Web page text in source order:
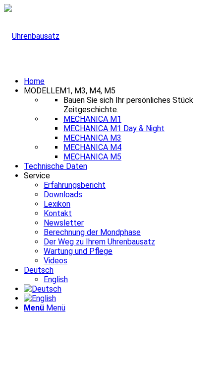
Home
MODELLEM1, M3, M4, M5
Bauen Sie sich Ihr persönliches Stück
Zeitgeschichte.
MECHANICA M1
MECHANICA M1 Day & Night
MECHANICA M3
MECHANICA M4
MECHANICA M5
Technische Daten
Service
Erfahrungsbericht
Downloads
Lexikon
Kontakt
Newsletter
Berechnung der Mondphase
Der Weg zu Ihrem Uhrenbausatz
Wartung und Pflege
Videos
Deutsch
English
Menü Menü